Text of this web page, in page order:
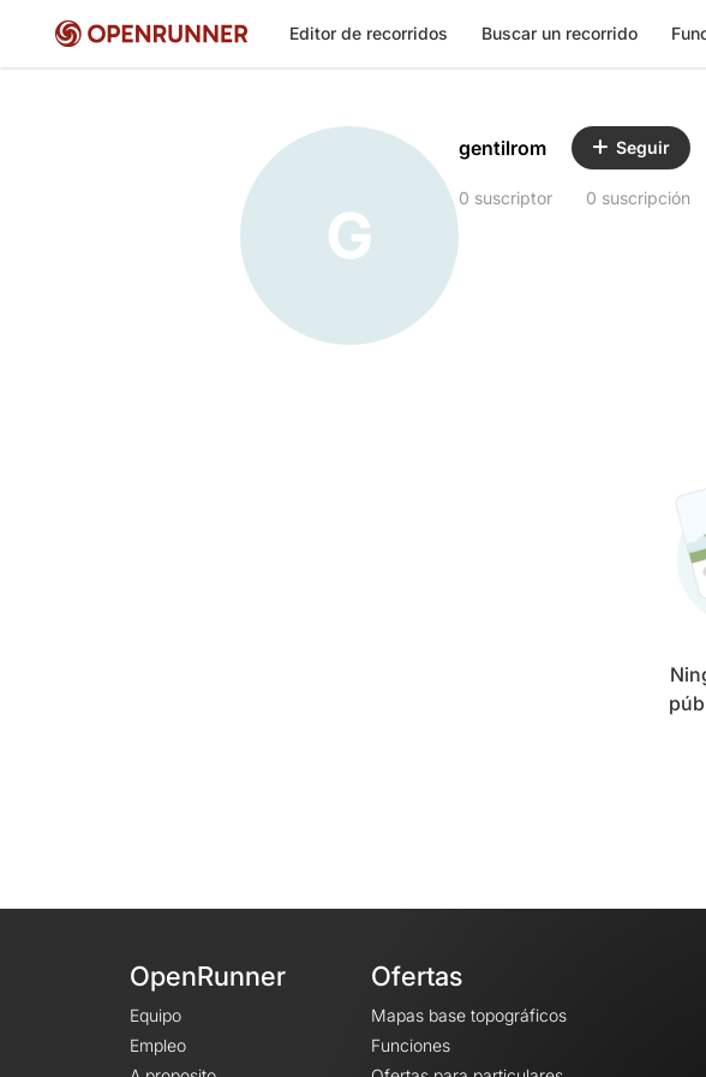
Editor de recorridos Buscar un recorrido
G
gentilrom Seguir
0 suscriptor 0 suscripción
OpenRunner
Equipo
Empleo
Ofertas
Mapas base topográficos
Funciones